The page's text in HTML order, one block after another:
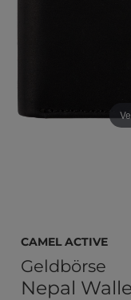
camel active
Geldbörse
Nepal